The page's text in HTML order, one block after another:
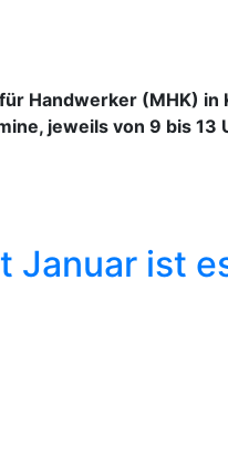
Handwerker (MHK)
jeweils von 9 bis 13
ist